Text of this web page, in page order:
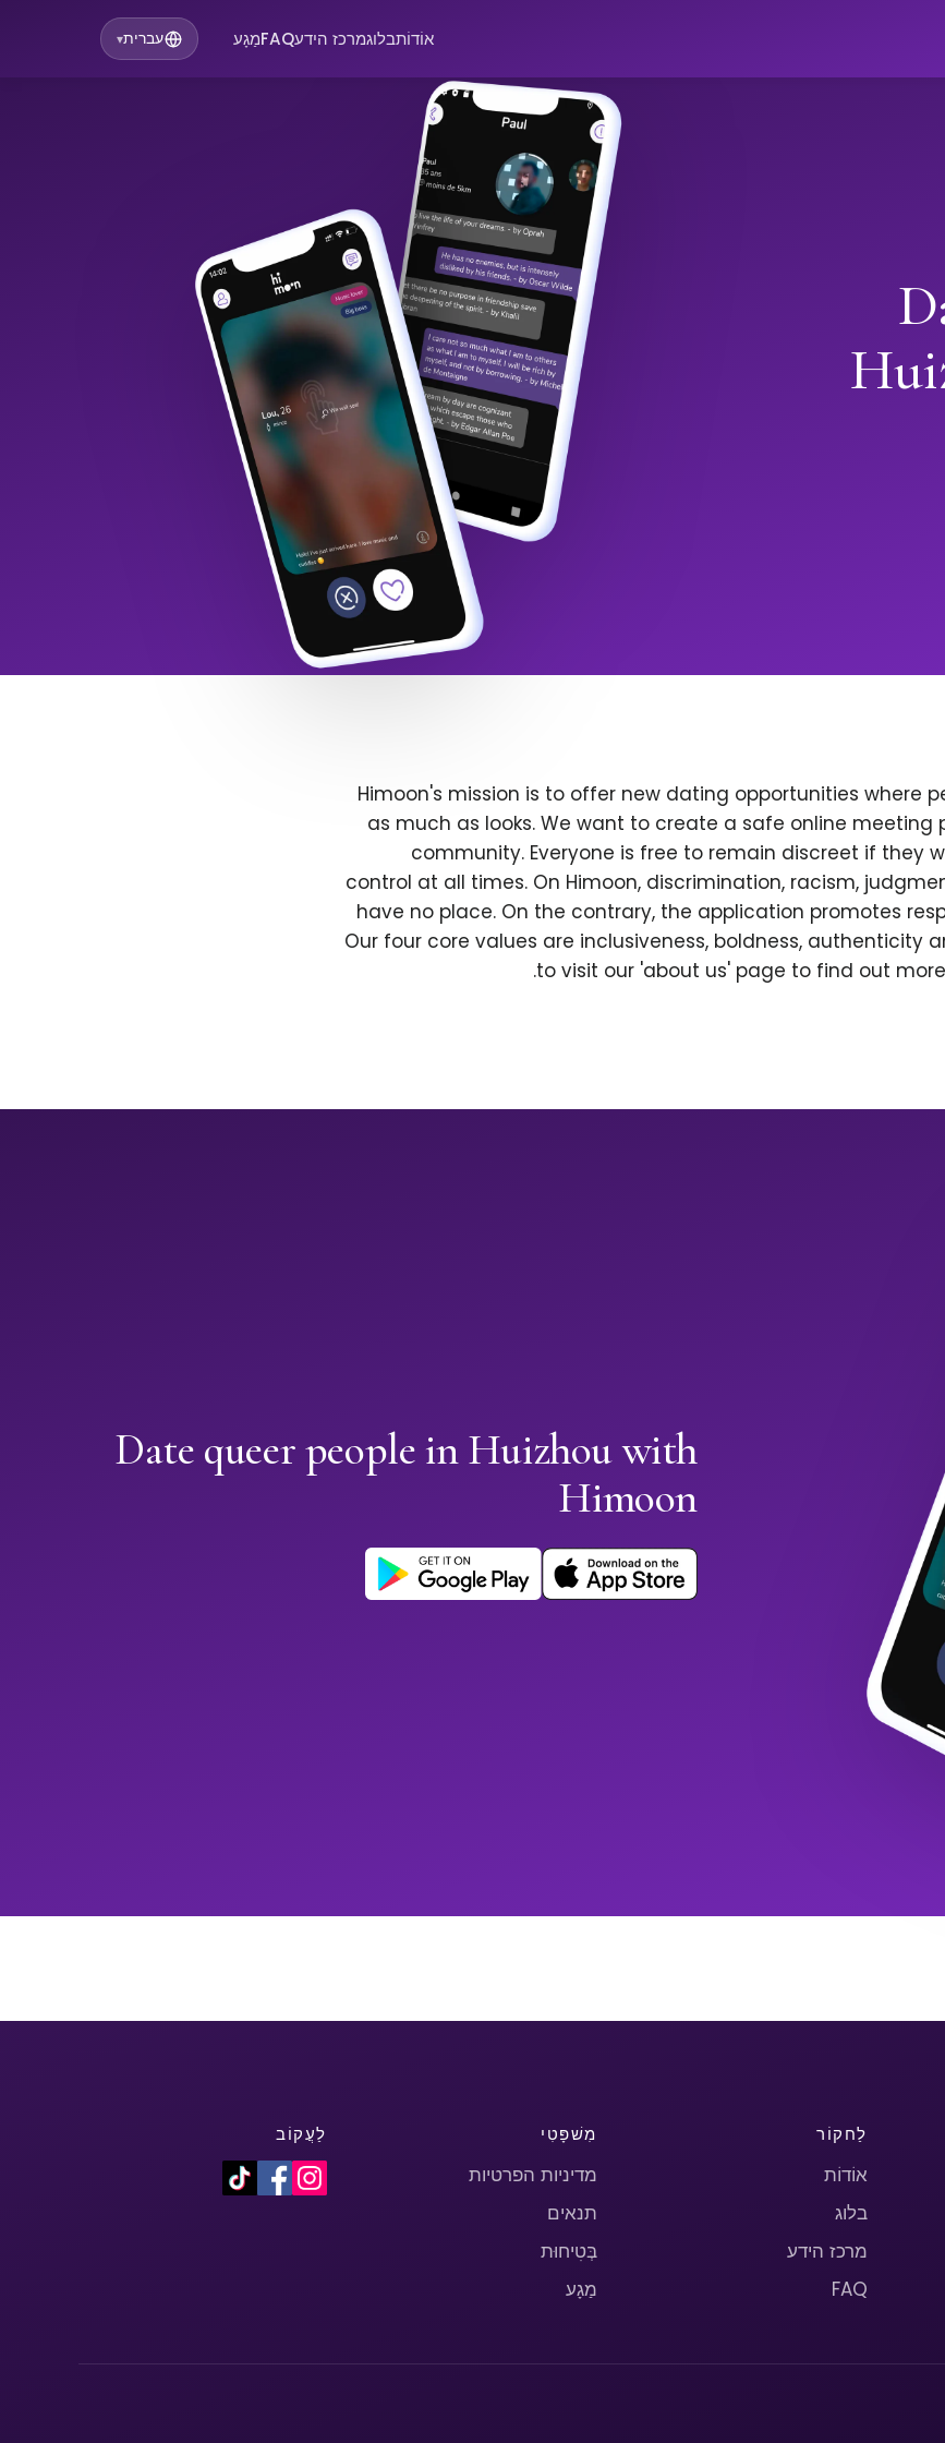
אוֹדוֹתבלוגמרכז הידעFAQמַגָע עברית▾
Himoon's mission is to offer new dating opportunities where
as much as looks. We want to create a safe online meeting
community. Everyone is free to remain discreet if they
control at all times. On Himoon, discrimination, racism,
have no place. On the contrary, the application promotes
Our four core values are inclusiveness, boldness, authenticity
to visit our 'about us' page to find out
Date queer people in Huizhou with
Himoon
לַחקוֹר
אוֹדוֹת
בלוג
מרכז הידע
FAQ
מִשׁפָּטִי
מדיניות הפרטיות
תנאים
בְּטִיחוּת
מַגָע
לַעֲקוֹב